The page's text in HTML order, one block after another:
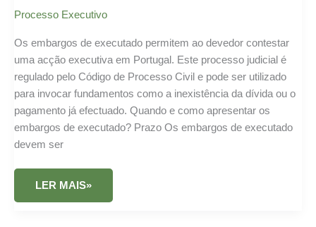
Processo Executivo
Os embargos de executado permitem ao devedor contestar
uma acção executiva em Portugal. Este processo judicial é
regulado pelo Código de Processo Civil e pode ser utilizado
para invocar fundamentos como a inexistência da dívida ou o
pagamento já efectuado. Quando e como apresentar os
embargos de executado? Prazo Os embargos de executado
devem ser
EMBARGOS
EXECUTADO:
LER MAIS»